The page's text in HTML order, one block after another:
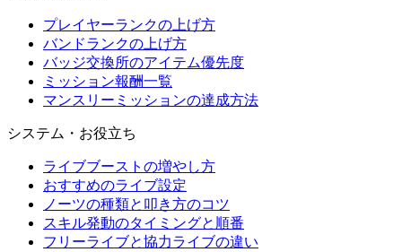
プレイヤーランクの上げ方
バンドランクの上げ方
バッジ交換所のアイテム優先度
ミッション報酬一覧
マンスリーミッションの達成方法
システム・お役立ち
ライブブーストの増やし方
おすすめのライブ設定
ノーツの種類と叩き方のコツ
スキル発動のタイミングと順番
フリーライブと協力ライブの違い